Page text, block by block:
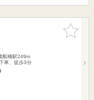
お気に入
りに追加
船橋駅249m
車、徒歩3分